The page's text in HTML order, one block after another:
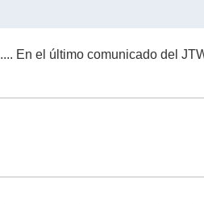
En el último comunicado del